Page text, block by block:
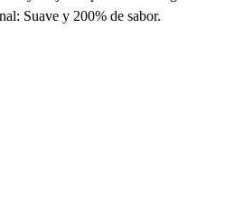
Suave y 200% de sabor.